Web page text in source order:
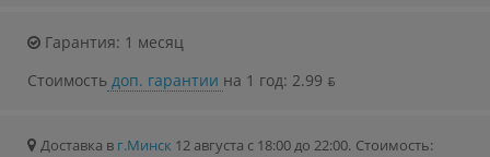
Гарантия: 1 месяц
Стоимость доп. гарантии на 1 год: 2.99 ƃ
Доставка в г.Минск 12 августа с 18:00 до 22:00. Стоимость: